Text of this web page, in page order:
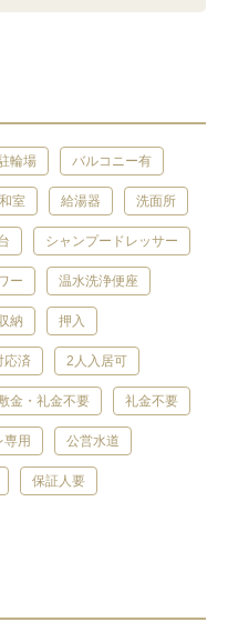
輪場 バルコニー有
和室 給湯器 洗面所
シャンプードレッサー
ー 温水洗浄便座
納 押入
応済 2人入居可
金・礼金不要 礼金不要
専用 公営水道
保証人要